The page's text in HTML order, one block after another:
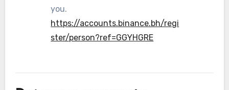
you.
https://accounts.binance.bh/regi
ster/person?ref=GGYHGRE